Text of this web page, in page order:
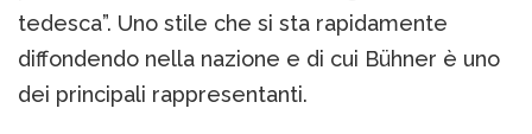
tedesca”. Uno stile che si sta rapidamente
diffondendo nella nazione e di cui Bühner è uno
dei principali rappresentanti.